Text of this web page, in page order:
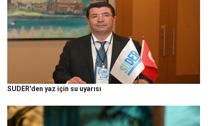
SUDER'den yaz için su uyarısı